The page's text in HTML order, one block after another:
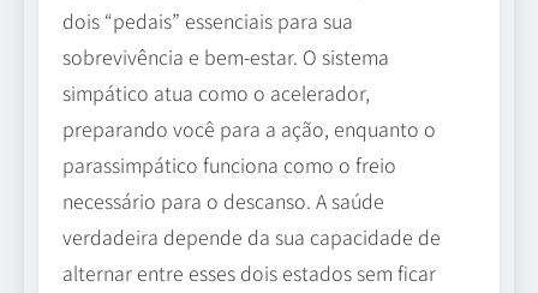
dois “pedais” essenciais para sua
sobrevivência e bem-estar. O sistema
simpático atua como o acelerador,
preparando você para a ação, enquanto o
parassimpático funciona como o freio
necessário para o descanso. A saúde
verdadeira depende da sua capacidade de
alternar entre esses dois estados sem ficar